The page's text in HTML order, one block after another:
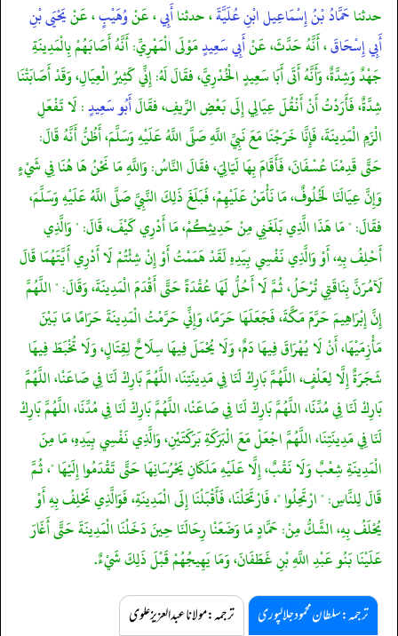
حدثناحَمَّادُ بْنُ إِسْمَاعِيل ابْنِ عُلَيَّةَ، حدثناأَبِي، عَنْوُهَيْبٍ، عَنْيَحْيَى بْنِ
أَبِي إِسْحَاقَ، أَنَّهُ حَدَّثَ، عَنْأَبِي سَعِيدٍمَوْلَى الْمَهْرِيِّ: أَنَّهُ أَصَابَهُمْ بِالْمَدِينَةِ
جَهْدٌ وَشِدَّةٌ، وَأَنَّهُ أَتَى أَبَا سَعِيدٍ الْخُدْرِيَّ، فقَالَ لَهُ: إِنِّي كَثِيرُ الْعِيَالِ، وَقَدْ أَصَابَتْنَا
شِدَّةٌ، فَأَرَدْتُ أَنْ أَنْقُلَ عِيَالِي إِلَى بَعْضِ الرِّيفِ، فقَالَأَبُو سَعِيدٍ: لَا تَفْعَلِ
الْزَمِ الْمَدِينَةَ، فَإِنَّا خَرَجْنَا مَعَ نَبِيِّ اللَّهِ صَلَّى اللَّهُ عَلَيْهِ وَسَلَّمَ، أَظُنُّ أَنَّهُ قَالَ:
حَتَّى قَدِمْنَا عُسْفَانَ، فَأَقَامَ بِهَا لَيَالِيَ، فقَالَ النَّاسُ: وَاللَّهِ مَا نَحْنُ هَا هُنَا فِي شَيْءٍ
وَإِنَّ عِيَالَنَا لَخُلُوفٌ، مَا نَأْمَنُ عَلَيْهِمْ، فَبَلَغَ ذَلِكَ النَّبِيَّ صَلَّى اللَّهُ عَلَيْهِ وَسَلَّمَ،
فقَالَ: " مَا هَذَا الَّذِي بَلَغَنِي مِنْ حَدِيثِكُمْ، مَا أَدْرِي كَيْفَ، قَالَ: " وَالَّذِي
أَحْلِفُ بِهِ، أَوْ وَالَّذِي نَفْسِي بِيَدِهِ لَقَدْ هَمَمْتُ أَوْ إِنْ شِئْتُمْ لَا أَدْرِي أَيَّتَهُمَا قَالَ
لَآمُرَنَّ بِنَاقَتِي تُرْحَلُ، ثُمَّ لَا أَحُلُّ لَهَا عُقْدَةً حَتَّى أَقْدَمَ الْمَدِينَةَ، وَقَالَ: " اللَّهُمَّ
إِنَّ إِبْرَاهِيمَ حَرَّمَ مَكَّةَ، فَجَعَلَهَا حَرَمًا، وَإِنِّي حَرَّمْتُ الْمَدِينَةَ حَرَامًا مَا بَيْنَ
مَأْزِمَيْهَا، أَنْ لَا يُهْرَاقَ فِيهَا دَمٌ، وَلَا يُحْمَلَ فِيهَا سِلَاحٌ لِقِتَالٍ، وَلَا تُخْبَطَ فِيهَا
شَجَرَةٌ إِلَّا لِعَلْفٍ، اللَّهُمَّ بَارِكْ لَنَا فِي مَدِينَتِنَا، اللَّهُمَّ بَارِكْ لَنَا فِي صَاعَنْا، اللَّهُمَّ
بَارِكْ لَنَا فِي مُدِّنَا، اللَّهُمَّ بَارِكْ لَنَا فِي صَاعَنْا، اللَّهُمَّ بَارِكْ لَنَا فِي مُدِّنَا، اللَّهُمَّ بَارِكْ
لَنَا فِي مَدِينَتِنَا، اللَّهُمَّ اجْعَلْ مَعَ الْبَرَكَةِ بَرَكَتَيْنِ، وَالَّذِي نَفْسِي بِيَدِهِ، مَا مِنَ
الْمَدِينَةِ شِعْبٌ وَلَا نَقْبٌ، إِلَّا عَلَيْهِ مَلَكَانِ يَحْرُسَانِهَا حَتَّى تَقْدَمُوا إِلَيْهَا "، ثُمَّ
قَالَ لِلنَّاسِ: " ارْتَحِلُوا "، فَارْتَحَلْنَا، فَأَقْبَلْنَا إِلَى الْمَدِينَةِ، فَوَالَّذِي نَحْلِفُ بِهِ أَوْ
يُحْلَفُ بِهِ، الشَّكُّ مِنْ: حَمَّادٍ مَا وَضَعَنْا رِحَالَنَا حِينَ دَخَلْنَا الْمَدِينَةَ حَتَّى أَغَارَ
عَلَيْنَا بَنُو عَبْدِ اللَّهِ بْنِ غَطَفَانَ، وَمَا يَهِيجُهُمْ قَبْلَ ذَلِكَ شَيْءٌ.
ترجمہ:سلطان محمود جلالپوری ترجمہ:مولانا عبدالعزیز علوی